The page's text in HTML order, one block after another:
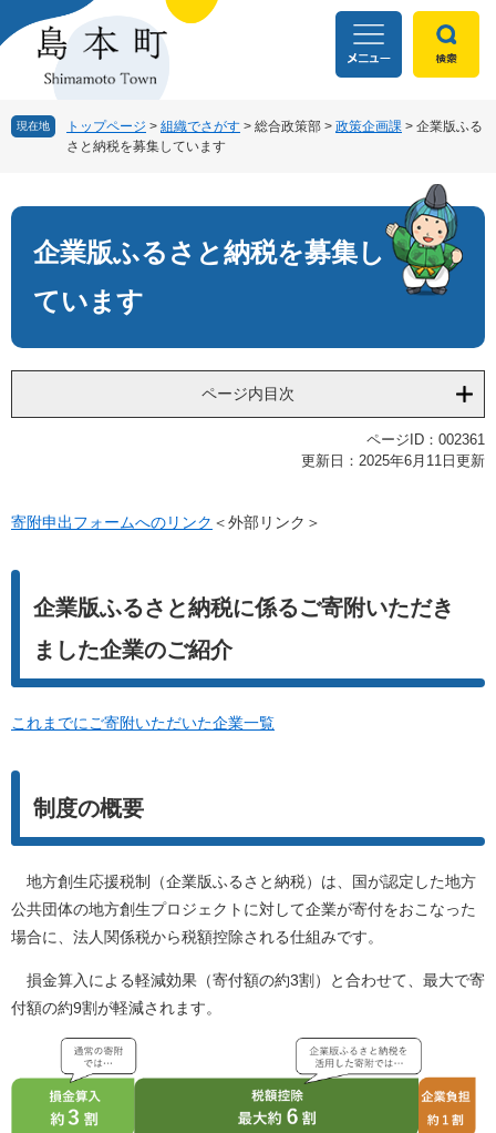
ー
ニ
本
現在地 トップページ > 組織でさがす > 総合政策部 > 政策企画課 > 企業版ふる
さと納税を募集しています
文
企業版ふるさと納税を募集し
ています
ページ内目次
ページID：002361
更新日：2025年6月11日更新
寄附申出フォームへのリンク ＜外部リンク＞
企業版ふるさと納税に係るご寄附いただき
ました企業のご紹介
これまでにご寄附いただいた企業一覧
制度の概要
地方創生応援税制（企業版ふるさと納税）は、国が認定した地方
公共団体の地方創生プロジェクトに対して企業が寄付をおこなった
場合に、法人関係税から税額控除される仕組みです。
損金算入による軽減効果（寄付額の約3割）と合わせて、最大で寄
付額の約9割が軽減されます。